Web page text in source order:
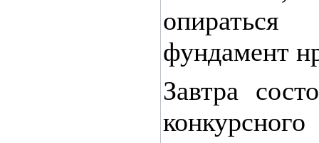
фундамент
Завтра